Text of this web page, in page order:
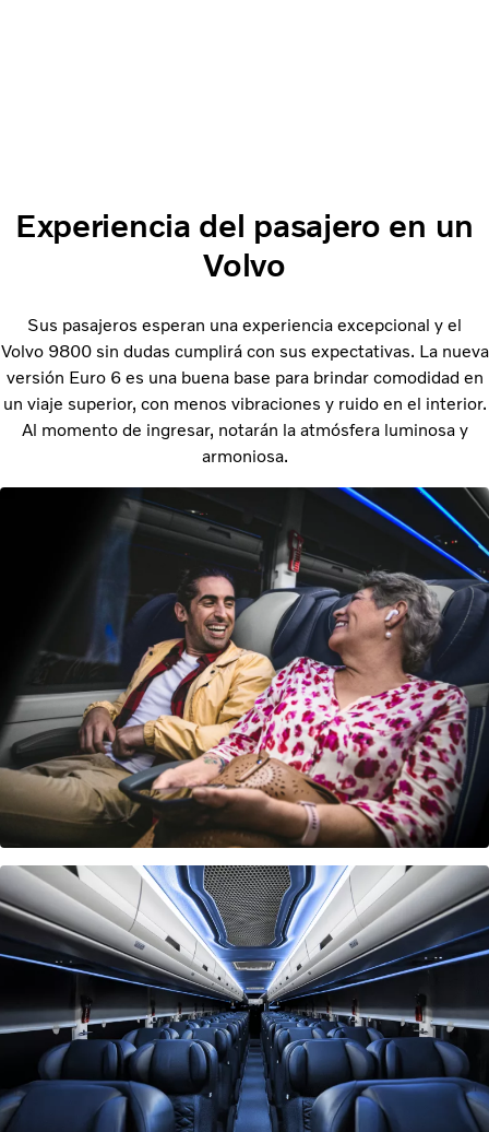
Experiencia del pasajero en un
Volvo
Sus pasajeros esperan una experiencia excepcional y el
Volvo 9800 sin dudas cumplirá con sus expectativas. La nueva
versión Euro 6 es una buena base para brindar comodidad en
un viaje superior, con menos vibraciones y ruido en el interior.
Al momento de ingresar, notarán la atmósfera luminosa y
armoniosa.